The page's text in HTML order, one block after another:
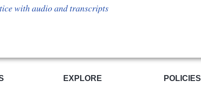
with audio and transcripts
EXPLORE
POLICIES